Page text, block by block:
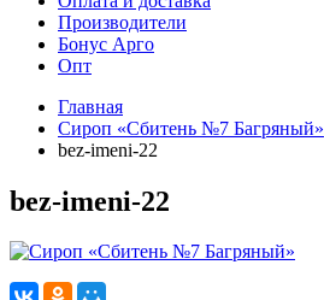
Производители
Бонус Арго
Опт
Главная
Сироп «Сбитень №7 Багряный»
bez-imeni-22
bez-imeni-22